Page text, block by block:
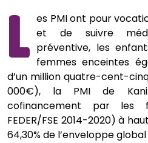
L es PMI ont pour
et de suivre
préventive, les
femmes enceintes
d’un million quatre-cent-
000€), la PMI de Kani
cofinancement par les
FEDER/FSE 2014-2020) à
64,30% de l’enveloppe